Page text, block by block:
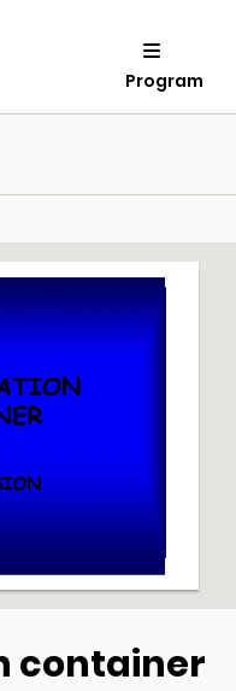
Program
container